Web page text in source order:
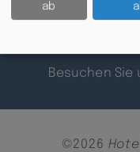
Besuchen Sie
©2026
ab